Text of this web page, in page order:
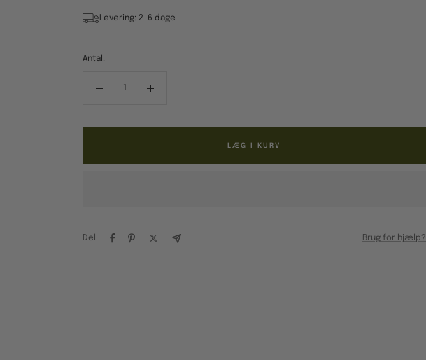
Levering: 2-6 dage
Antal:
Forøg
LÆG I KURV
Del Brug for hjælp?